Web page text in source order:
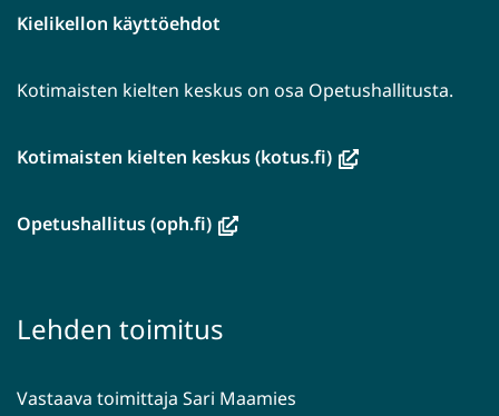
Kielikellon käyttöehdot
Kotimaisten kielten keskus on osa Opetushallitusta.
Kotimaisten kielten keskus (kotus.fi)(avautuu
Opetushallitus (oph.fi)(avautuu
toiseen
Lehden toimitus
Vastaava toimittaja Sari Maamies